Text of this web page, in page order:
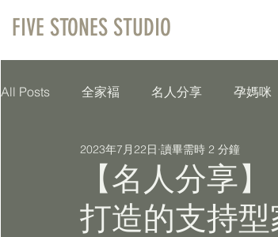
FIVE STONES STUDIO
All Posts 全家褔 名人分享 孕媽咪
【名人分享
打造的支持型
2023年7月22日 讀畢需時 2 分鐘